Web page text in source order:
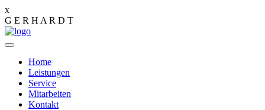
x
G E R H A R D T
Home
Leistungen
Service
Mitarbeiten
Kontakt